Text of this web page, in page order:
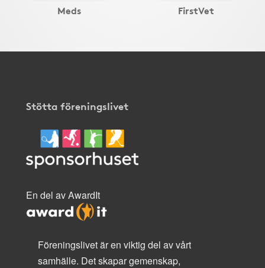
Meds FirstVet
Stötta föreningslivet
En del av AwardIt
Föreningslivet är en viktig del av vårt
samhälle. Det skapar gemenskap,